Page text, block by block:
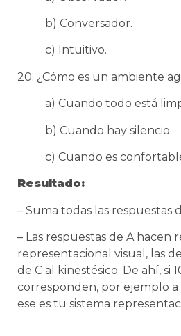
b) Conversador.
c) Intuitivo.
20. ¿Cómo es un ambiente
a) Cuando todo está
b) Cuando hay silencio.
c) Cuando es
Resultado:
– Suma todas las respuestas
– Las respuestas de A hacen
representacional visual, las
de C al kinestésico. De ahí, si
corresponden, por ejemplo a
ese es tu sistema